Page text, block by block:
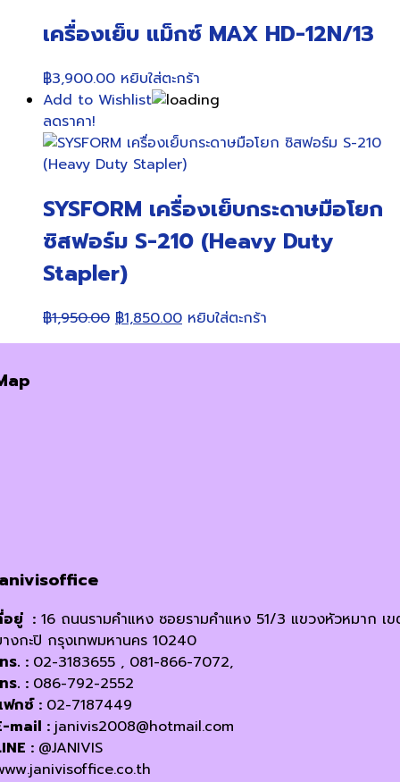
เครื่องเย็บ แม็กซ์ MAX HD-12N/13
฿3,900.00 หยิบใส่ตะกร้า
Add to Wishlist
ลดราคา!
SYSFORM เครื่องเย็บกระดาษมือโยก
ซิสฟอร์ม S-210 (Heavy Duty
Stapler)
฿1,950.00 Original
price
฿1,850.00Current
price
หยิบใส่ตะกร้า
อยู่ : 16 ถนนรามคำแหง ซอยรามคำแหง 51/3 แขวงหัวหมาก เ
งกะปิ กรุงเทพมหานคร 10240
ร. : 02-3183655 , 081-866-7072,
ร. : 086-792-2552
กซ์ : 02-7187449
mail : janivis2008@hotmail.com
: @JANIVIS